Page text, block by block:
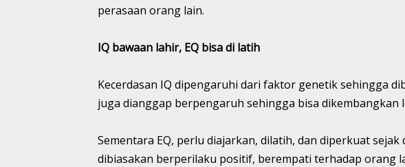
perasaan orang lain.
IQ bawaan lahir, EQ bisa di latih
Kecerdasan IQ dipengaruhi dari faktor genetik sehingga
juga dianggap berpengaruh sehingga bisa dikembangkan
Sementara EQ, perlu diajarkan, dilatih, dan diperkuat
dibiasakan berperilaku positif, berempati terhadap orang